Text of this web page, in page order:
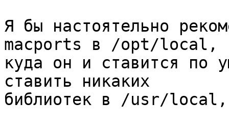
Я бы настоятельно
macports в /opt/local,
куда он и ставится по
ставить никаких
библиотек в /usr/local,